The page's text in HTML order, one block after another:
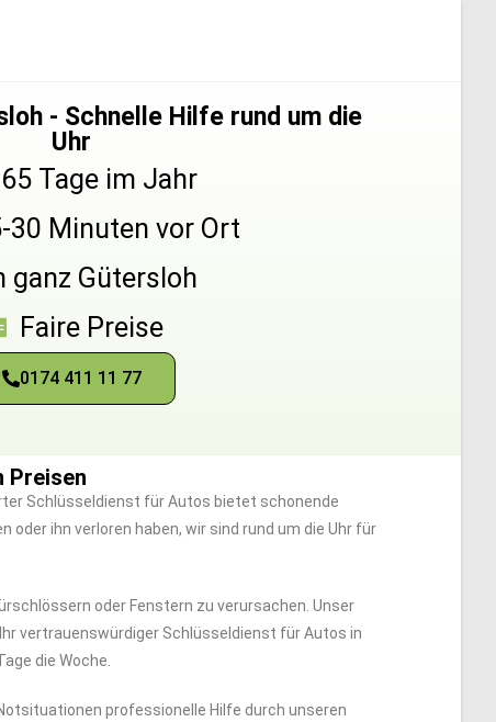
- Schnelle Hilfe rund um die
Uhr
Tage im Jahr
30 Minuten vor Ort
ganz Gütersloh
Faire Preise
0174 411 11 77
Preisen
Schlüsseldienst für Autos bietet schonende
oder ihn verloren haben, wir sind rund um die Uhr für
oder Fenstern zu verursachen. Unser
vertrauenswürdiger Schlüsseldienst für Autos in
die Woche.
Notsituationen professionelle Hilfe durch unseren